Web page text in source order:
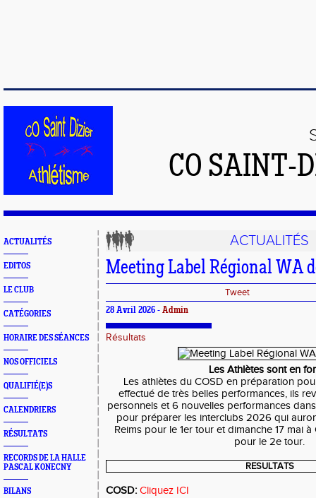
CO SAINT-
ACTUALITÉS
EDITOS
LE CLUB
CATÉGORIES
HORAIRE DES SÉANCES
NOS OFFICIELS
QUALIFIÉ(E)S
CALENDRIERS
RÉSULTATS
RECORDS DE LA HALLE
PASCAL KONECNY
BILANS
ACTUALITÉS
Meeting Label Régional WA
Tweet
28 Avril 2026 - Admin
Résultats
Les Athlètes sont en
Les athlètes du COSD en préparation
effectué de très belles performances, ils
personnels et 6 nouvelles performances
pour préparer les interclubs 2026 qui
Reims pour le 1er tour et dimanche 17 mai
pour le 2e tour.
RESULTATS
COSD: Cliquez ICI